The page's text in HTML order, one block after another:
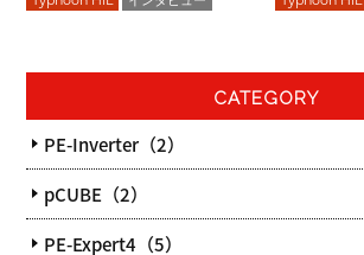
CATEGORY
PE-Inverter（2）
pCUBE（2）
PE-Expert4（5）